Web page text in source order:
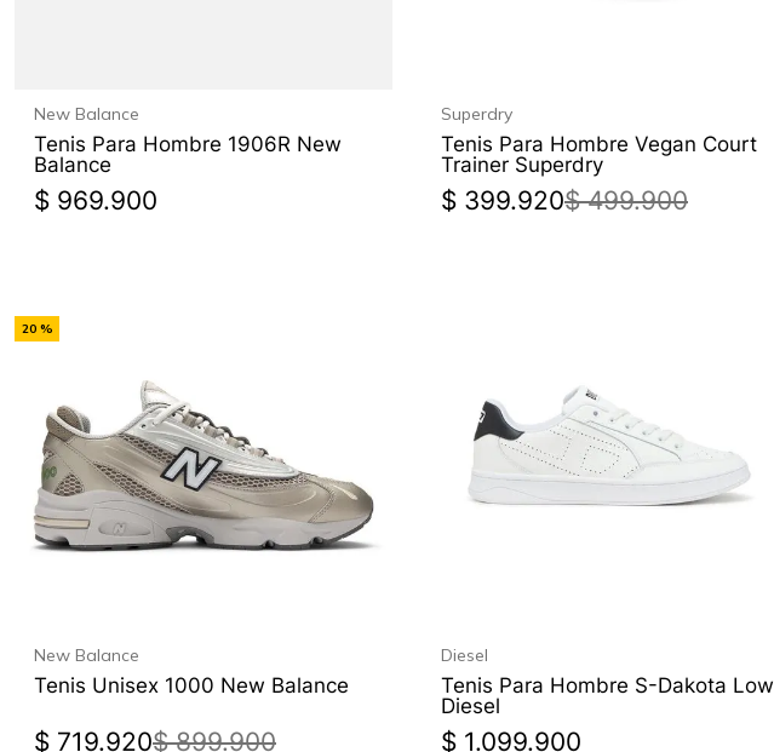
New Balance
Tenis Para Hombre 1906R New
Balance
$ 969.900
Superdry
Tenis Para Hombre Vegan Court
Trainer Superdry
$ 399.920$ 499.900
20 %
New Balance
Tenis Unisex 1000 New Balance
$ 719.920$ 899.900
Diesel
Tenis Para Hombre S-Dakota Low
Diesel
$ 1.099.900